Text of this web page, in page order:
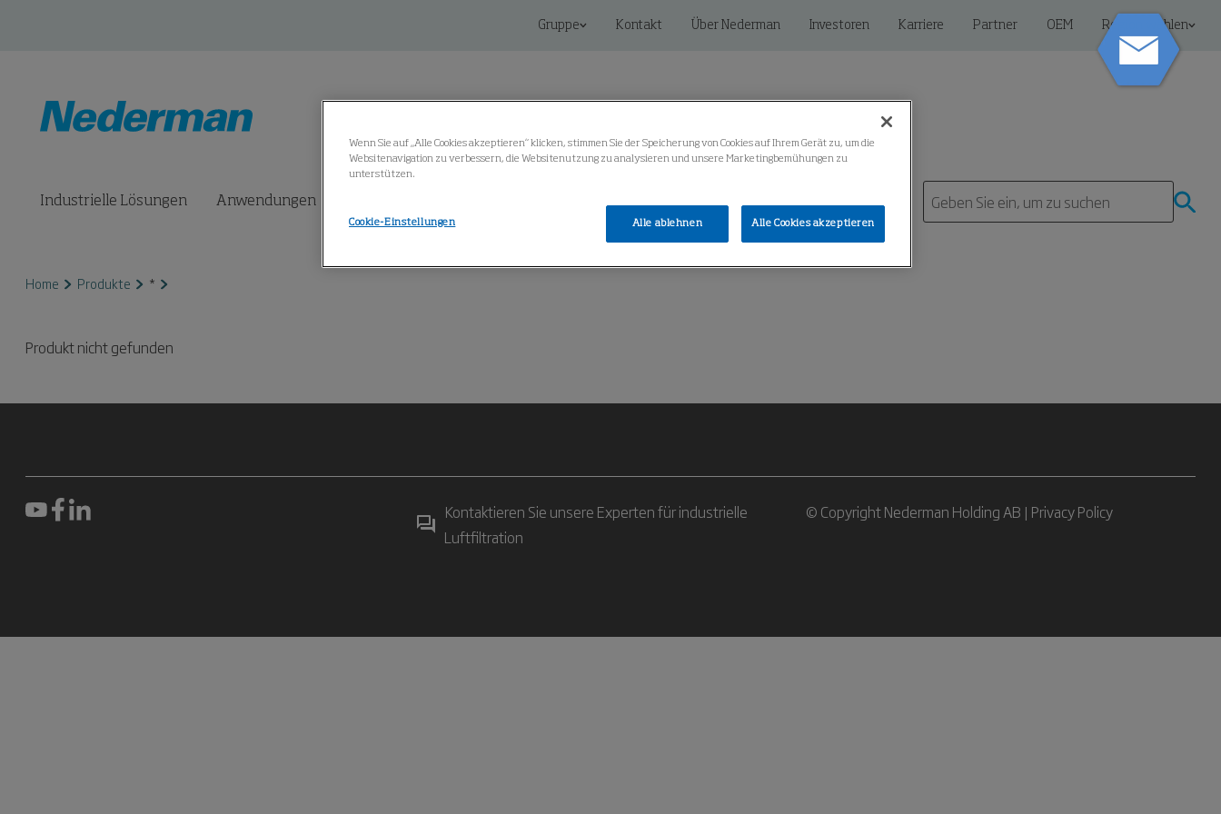
Gruppe Kontakt Über Nederman Investoren Karriere Partner OEM Region wählen
Industrielle Lösungen Anwendungen
Home Produkte *
Produkt nicht gefunden
Kontaktieren Sie unsere Experten für industrielle
Luftfiltration
© Copyright Nederman Holding AB | Privacy Policy
Wenn Sie auf „Alle Cookies akzeptieren“ klicken, stimmen Sie der Speicherung von Cookies auf Ihrem Gerät zu, um die
Websitenavigation zu verbessern, die Websitenutzung zu analysieren und unsere Marketingbemühungen zu
unterstützen.
Alle ablehnen Alle Cookies akzeptieren
Cookie-Einstellungen